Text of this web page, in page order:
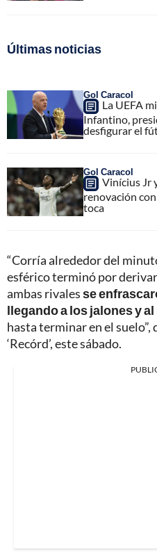
Últimas noticias
Gol Caracol
La UEFA
Infantino,
desfigurar el
Gol Caracol
Vinícius Jr
renovación
toca
“Corría alrededor del
esférico terminó por
ambas rivalesse
llegando a los jalones y
hasta terminar en el
‘Recórd’, este sábado.